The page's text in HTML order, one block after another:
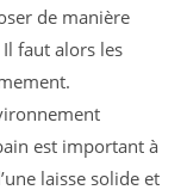
de manière
faut alors les
est important à
laisse solide et